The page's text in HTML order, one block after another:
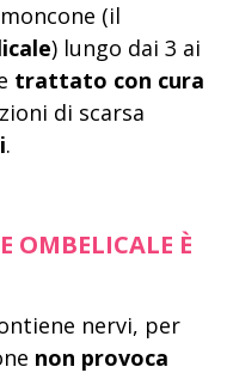
(il
) lungo dai 3 ai
trattato con cura
di scarsa
.
OMBELICALE È
nervi, per
non provoca